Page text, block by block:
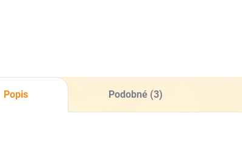
Popis Podobné (3)